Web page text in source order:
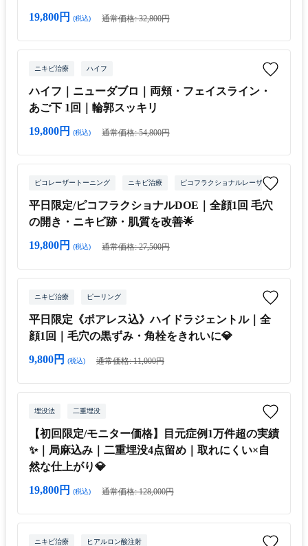
19,800円 (税込) 通常価格: 32,800円
ニキビ治療 ハイフ
ハイフ｜ニューダブロ｜両頬・フェイスライン・
あご下 1回｜輪郭スッキリ
19,800円 (税込) 通常価格: 54,800円
ピコレーザートーニング ニキビ治療 ピコフラクショナルレーザー
平日限定/ピコフラクショナルDOE｜全顔1回 毛穴
の開き・ニキビ跡・肌質を改善🌟
19,800円 (税込) 通常価格: 27,500円
ニキビ治療 ピーリング
平日限定《ポアレス込》ハイドラジェントル｜全
顔1回｜毛穴の黒ずみ・角栓をきれいに💎
9,800円 (税込) 通常価格: 11,000円
埋没法 二重埋没
【初回限定/モニター価格】目元症例1万件超の実績
✨｜局麻込み｜二重埋没4点留め｜取れにくい×自
然な仕上がり💎
19,800円 (税込) 通常価格: 128,000円
ニキビ治療 ヒアルロン酸注射